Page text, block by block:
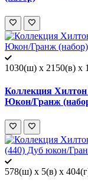
1030(ш) x 2150(в) x
Коллекция
Юкон/Гранж
578(ш) x 5(в) x